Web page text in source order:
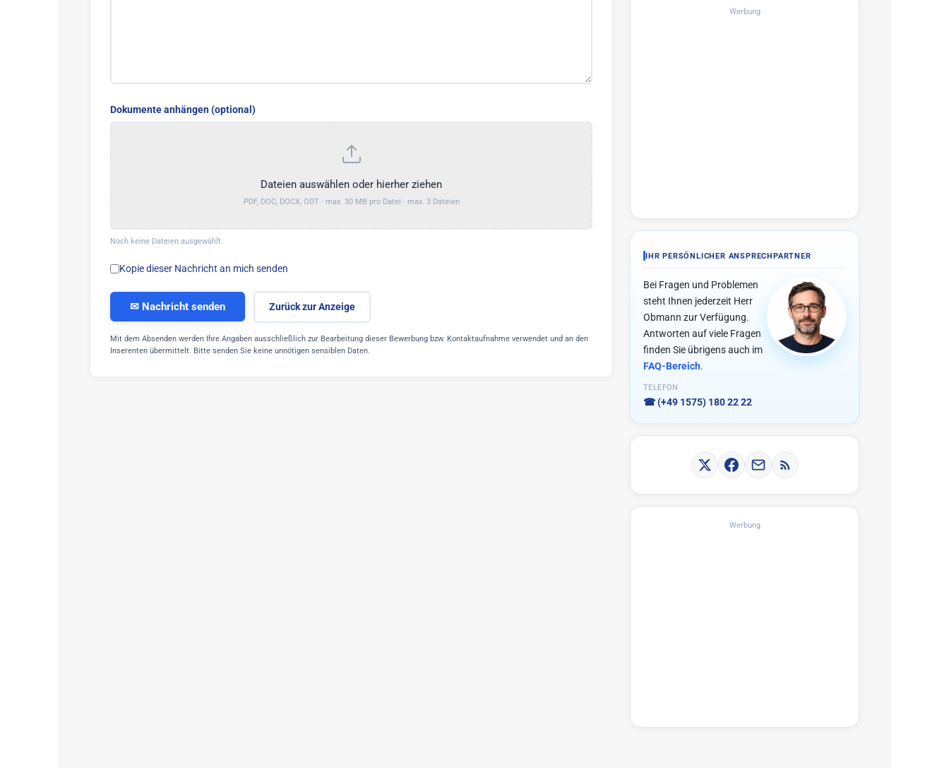
Dokumente anhängen (optional)
Dateien auswählen oder hierher ziehen
PDF, DOC, DOCX, ODT · max. 30 MB pro Datei · max. 3 Dateien
Noch keine Dateien ausgewählt.
Kopie dieser Nachricht an mich senden
✉ Nachricht senden Zurück zur Anzeige
Mit dem Absenden werden Ihre Angaben ausschließlich zur Bearbeitung dieser Bewerbung bzw. Kontaktaufnahme verwendet und an den
Inserenten übermittelt. Bitte senden Sie keine unnötigen sensiblen Daten.
Werbung
IHR PERSÖNLICHER ANSPRECHPARTNER
Bei Fragen und Problemen
steht Ihnen jederzeit Herr
Obmann zur Verfügung.
Antworten auf viele Fragen
finden Sie übrigens auch im
FAQ-Bereich.
TELEFON
☎(+49 1575) 180 22 22
Werbung